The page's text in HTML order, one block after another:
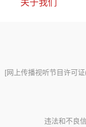
关于我们
[网上传播视听节目许可
违法和不良